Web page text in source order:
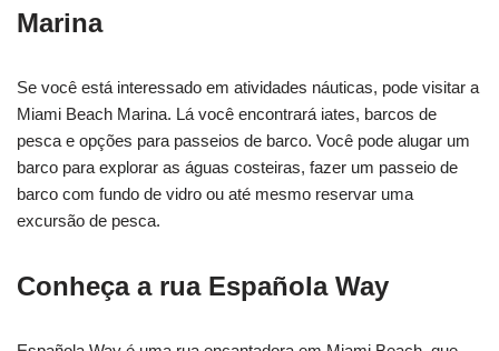
Marina
Se você está interessado em atividades náuticas, pode visitar a
Miami Beach Marina. Lá você encontrará iates, barcos de
pesca e opções para passeios de barco. Você pode alugar um
barco para explorar as águas costeiras, fazer um passeio de
barco com fundo de vidro ou até mesmo reservar uma
excursão de pesca.
Conheça a rua Española Way